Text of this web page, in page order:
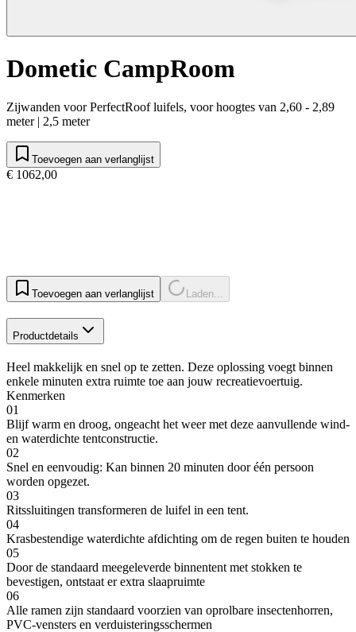
Dometic CampRoom
Zijwanden voor PerfectRoof luifels, voor hoogtes van 2,60 - 2,89
meter | 2,5 meter
Toevoegen aan verlanglijst
€ 1062,00
Toevoegen aan verlanglijst Laden...
Productdetails
Heel makkelijk en snel op te zetten. Deze oplossing voegt binnen
enkele minuten extra ruimte toe aan jouw recreatievoertuig.
Kenmerken
01
Blijf warm en droog, ongeacht het weer met deze aanvullende wind-
en waterdichte tentconstructie.
02
Snel en eenvoudig: Kan binnen 20 minuten door één persoon
worden opgezet.
03
Ritssluitingen transformeren de luifel in een tent.
04
Krasbestendige waterdichte afdichting om de regen buiten te houden
05
Door de standaard meegeleverde binnentent met stokken te
bevestigen, ontstaat er extra slaapruimte
06
Alle ramen zijn standaard voorzien van oprolbare insectenhorren,
PVC-vensters en verduisteringsschermen